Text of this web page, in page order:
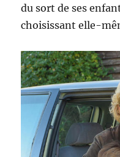
du sort de ses
choisissant elle-